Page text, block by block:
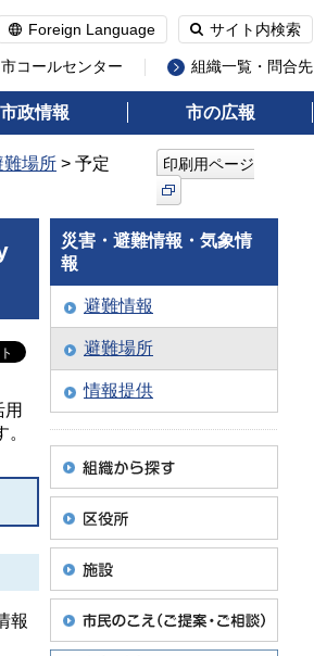
Foreign Language サイト内検索
コールセンター 組織一覧・問合先
市政情報 市の広報
難場所 > 予定 印刷用ページ
報
災害・避難情報・気象情
報
避難情報
避難場所
情報提供